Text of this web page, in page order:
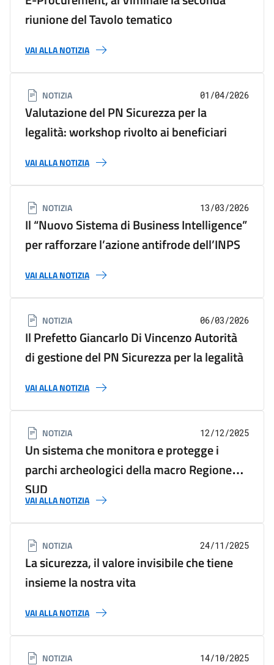
riunione del Tavolo tematico
VAI ALLA NOTIZIA
NOTIZIA 01/04/2026
Valutazione del PN Sicurezza per la
legalità: workshop rivolto ai beneficiari
VAI ALLA NOTIZIA
NOTIZIA 13/03/2026
Il “Nuovo Sistema di Business Intelligence”
per rafforzare l’azione antifrode dell’INPS
VAI ALLA NOTIZIA
NOTIZIA 06/03/2026
Il Prefetto Giancarlo Di Vincenzo Autorità
di gestione del PN Sicurezza per la legalità
VAI ALLA NOTIZIA
NOTIZIA 12/12/2025
Un sistema che monitora e protegge i
parchi archeologici della macro Regione
SUD
VAI ALLA NOTIZIA
NOTIZIA 24/11/2025
La sicurezza, il valore invisibile che tiene
insieme la nostra vita
VAI ALLA NOTIZIA
NOTIZIA 14/10/2025